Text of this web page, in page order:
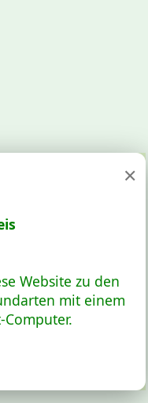
×
Website zu den
mit einem
Computer.